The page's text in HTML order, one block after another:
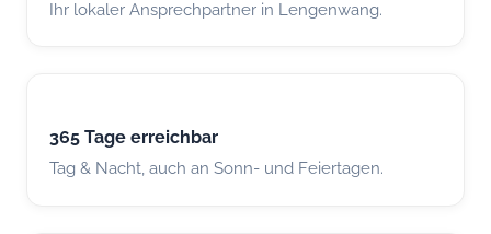
Ihr lokaler Ansprechpartner in Lengenwang.
365 Tage erreichbar
Tag & Nacht, auch an Sonn- und Feiertagen.